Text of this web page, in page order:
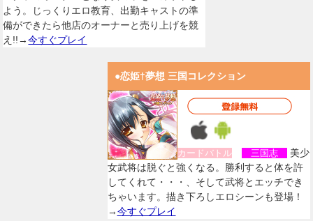
よう。じっくりエロ教育、出勤キャストの準
備ができたら他店のオーナーと売り上げを競
え!!→今すぐプレイ
●恋姫†夢想 三国コレクション
カードバトル 三国志
美少
女武将は脱ぐと強くなる。勝利すると体を許
してくれて・・・、そして武将とエッチでき
ちゃいます。描き下ろしエロシーンも登場！
→今すぐプレイ